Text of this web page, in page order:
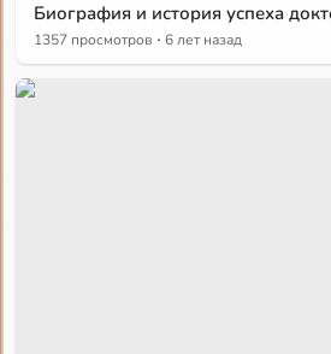
Биография и история успеха
1357 просмотров · 6 лет назад